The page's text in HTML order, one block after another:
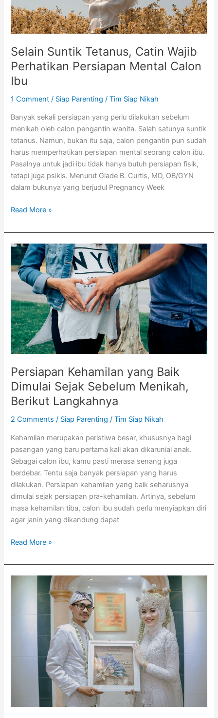
Selain Suntik Tetanus, Catin Wajib
Perhatikan Persiapan Mental Calon
Ibu
1 Comment / Siap Parenting /Tim Siap Nikah
Banyak sekali persiapan yang perlu dilakukan sebelum
menikah oleh calon pengantin wanita. Salah satunya suntik
tetanus. Namun, bukan itu saja, calon pengantin pun sudah
harus memperhatikan persiapan mental seorang calon ibu.
Pasalnya untuk jadi ibu tidak hanya butuh persiapan fisik,
tetapi juga psikis. Menurut Glade B. Curtis, MD, OB/GYN
dalam bukunya yang berjudul Pregnancy Week
Ibu
Read More »
Persiapan Kehamilan yang Baik
Dimulai Sejak Sebelum Menikah,
Berikut Langkahnya
2 Comments / Siap Parenting /Tim Siap Nikah
Kehamilan merupakan peristiwa besar, khususnya bagi
pasangan yang baru pertama kali akan dikaruniai anak.
Sebagai calon ibu, kamu pasti merasa senang juga
berdebar. Tentu saja banyak persiapan yang harus
dilakukan. Persiapan kehamilan yang baik seharusnya
dimulai sejak persiapan pra-kehamilan. Artinya, sebelum
masa kehamilan tiba, calon ibu sudah perlu menyiapkan diri
agar janin yang dikandung dapat
Persiapan
Kehamilan
yang
Baik
Dimulai
Sejak
Sebelum
Menikah,
Berikut
Langkahnya
Read More »
Maksimalkan
Menikah